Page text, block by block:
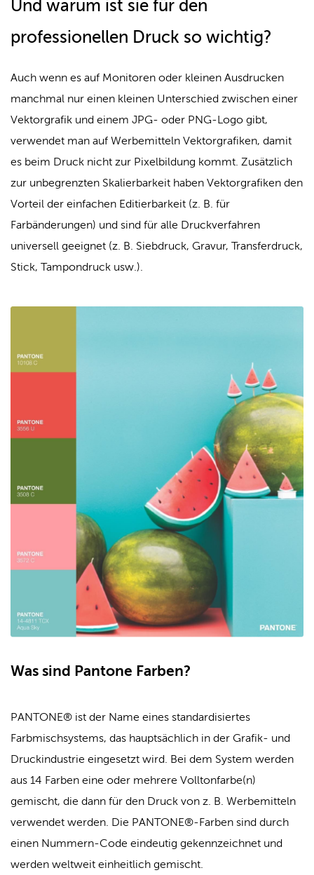
Und warum ist sie für den
professionellen Druck so wichtig?
Auch wenn es auf Monitoren oder kleinen Ausdrucken
manchmal nur einen kleinen Unterschied zwischen einer
Vektorgrafik und einem JPG- oder PNG-Logo gibt,
verwendet man auf Werbemitteln Vektorgrafiken, damit
es beim Druck nicht zur Pixelbildung kommt. Zusätzlich
zur unbegrenzten Skalierbarkeit haben Vektorgrafiken den
Vorteil der einfachen Editierbarkeit (z. B. für
Farbänderungen) und sind für alle Druckverfahren
universell geeignet (z. B. Siebdruck, Gravur, Transferdruck,
Stick, Tampondruck usw.).
Was sind Pantone Farben?
PANTONE® ist der Name eines standardisiertes
Farbmischsystems, das hauptsächlich in der Grafik- und
Druckindustrie eingesetzt wird. Bei dem System werden
aus 14 Farben eine oder mehrere Volltonfarbe(n)
gemischt, die dann für den Druck von z. B. Werbemitteln
verwendet werden. Die PANTONE®-Farben sind durch
einen Nummern-Code eindeutig gekennzeichnet und
werden weltweit einheitlich gemischt.